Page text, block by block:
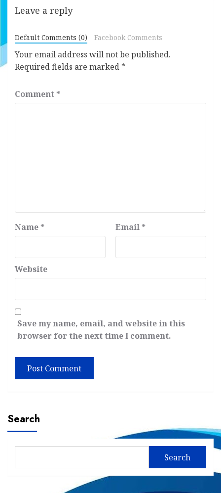
Leave a reply
Default Comments (0) Facebook Comments
Your email address will not be published.
Required fields are marked *
Comment *
Name * Email *
Website
Save my name, email, and website in this
browser for the next time I comment.
Search
Search